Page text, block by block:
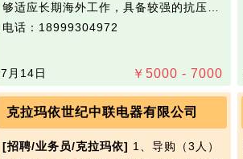
够适应长期海外工作，具备较强的抗压…
电话：18999304972
￥ 5000 - 7000
7月14日
克拉玛依世纪中联电器有限公司
[招聘/业务员/克拉玛依] 1、导购（3人）